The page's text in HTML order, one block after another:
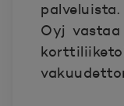
Oyj vastaa